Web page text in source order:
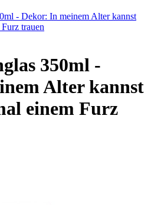
- Dekor: In meinem Alter kannst
trauen
350ml -
Alter kannst
einem Furz